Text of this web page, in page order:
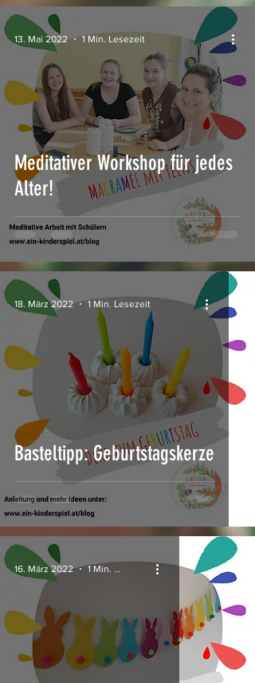
Meditativer Workshop für jedes
Alter!
13. Mai 2022 1 Min. Lesezeit
Basteltipp: Geburtstagskerze
18. März 2022 1 Min. Lesezeit
16. März 2022 1 Min. Lesezeit